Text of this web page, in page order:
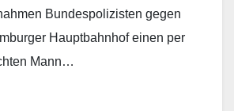
Bundespolizisten gegen
Hauptbahnhof einen per
Mann…